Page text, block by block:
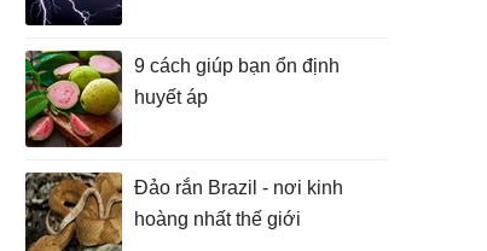
9 cách giúp bạn ổn định
huyết áp
Đảo rắn Brazil - nơi kinh
hoàng nhất thế giới